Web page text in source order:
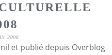
2008
et publié depuis Overblog